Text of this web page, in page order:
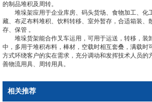
的制品堆积及周转。
堆垛架应用于企业库房、码头货场、食物加工、化
藏、布疋布料堆积、饮料转移、室外暂存，合适箱装、
存、保管 。
堆垛货架能合作叉车运用，可用于运送，转移，装
中，多用于堆积布料，棒材，空载时相互套叠，满载时
方式环绕客户的实在需求，充分调动和发挥技术人员的
善物流用具、周转用具。
相关推荐